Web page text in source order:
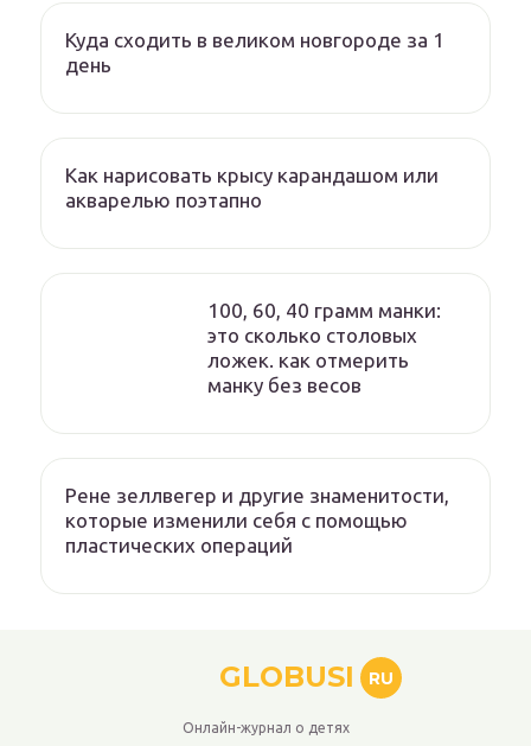
Куда сходить в великом новгороде за 1
день
Как нарисовать крысу карандашом или
акварелью поэтапно
100, 60, 40 грамм манки:
это сколько столовых
ложек. как отмерить
манку без весов
Рене зеллвегер и другие знаменитости,
которые изменили себя с помощью
пластических операций
GLOBUSI RU
Онлайн-журнал о детях